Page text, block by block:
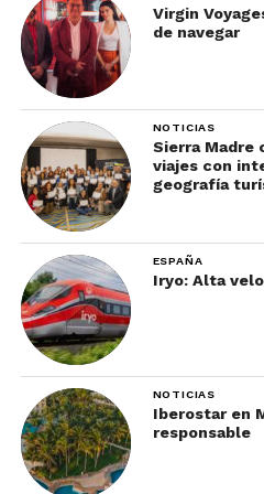
entiende que es una
2. Icehotel
dentro del hielo
Virgin
de navegar
NOTICIAS
Sierra Madre
viajes con
geografía
ESPAÑA
Iryo: Alta
NOTICIAS
Iberostar en
responsable